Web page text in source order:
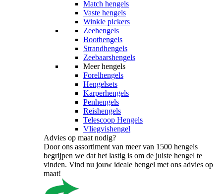
Match hengels
Vaste hengels
Winkle pickers
Zeehengels
Boothengels
Strandhengels
Zeebaarshengels
Meer hengels
Forelhengels
Hengelsets
Karperhengels
Penhengels
Reishengels
Telescoop Hengels
Vliegvishengel
Advies op maat nodig?
Door ons assortiment van meer van 1500 hengels
begrijpen we dat het lastig is om de juiste hengel te
vinden. Vind nu jouw ideale hengel met ons advies op
maat!